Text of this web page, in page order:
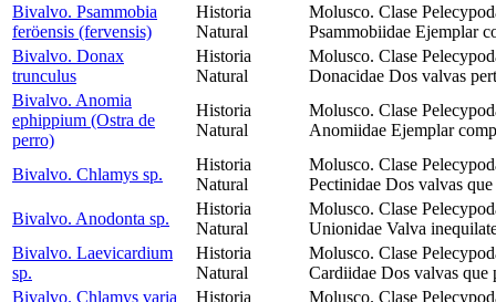
Bivalvo. Psammobia
feröensis (fervensis)
Historia
Natural
Molusco. Clase
Psammobiidae Ejemplar
Bivalvo. Donax
trunculus
Historia
Natural
Molusco. Clase
Donacidae Dos valvas
Bivalvo. Anomia
ephippium (Ostra de
perro)
Historia
Natural
Molusco. Clase
Anomiidae Ejemplar
Bivalvo. Chlamys sp.
Historia
Natural
Molusco. Clase
Pectinidae Dos valvas
Bivalvo. Anodonta sp.
Historia
Natural
Molusco. Clase
Unionidae Valva
Bivalvo. Laevicardium
sp.
Historia
Natural
Molusco. Clase
Cardiidae Dos valvas que
Bivalvo. Chlamys varia
Historia
Molusco. Clase